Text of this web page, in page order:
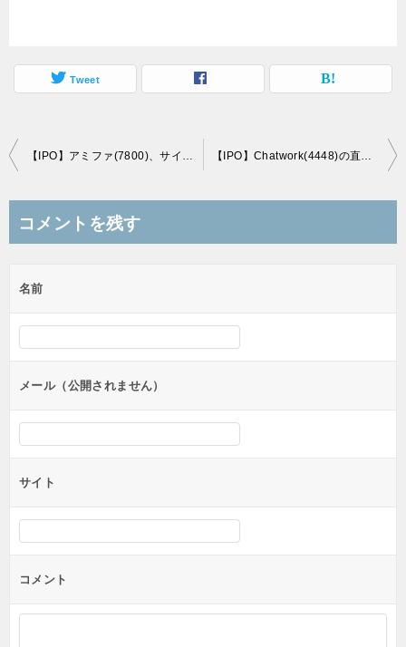
Tweet
投
ビ
ー
シ
ン
【IPO】アミファ(7800)、サイバー・バズ(7069)の直前初値予想(9/19上場) 【IPO】Chatwork(4448)の直前初値予想(9/24上場)
コメントを残す
名前
メール（公開されません）
サイト
コメント